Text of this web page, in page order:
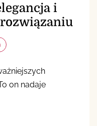
i
on nadaje